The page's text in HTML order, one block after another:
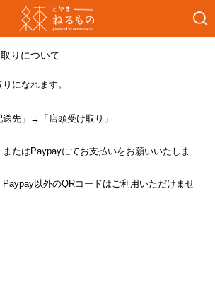
りについて
になれます。
先」→「店頭受け取り」
たはPaypayにてお支払いをお願いいたしま
以外のQRコードはご利用いただけませ